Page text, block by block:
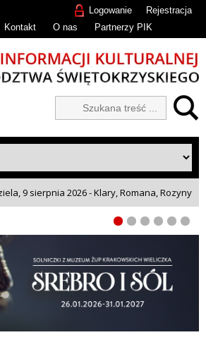
Rejestracja
Logowanie
Kontakt O nas Partnerzy PIK
9 sierpnia 2026 - Klary, Romana, Rozyny